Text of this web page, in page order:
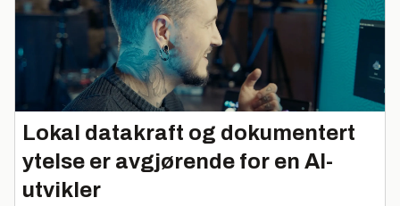
Lokal datakraft og dokumentert
ytelse er avgjørende for en AI-
utvikler